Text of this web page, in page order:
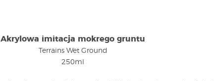
Akrylowa imitacja mokrego gruntu
Terrains Wet Ground
250ml